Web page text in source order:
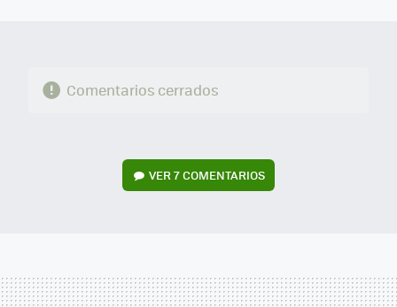
Comentarios cerrados
VER7 COMENTARIOS